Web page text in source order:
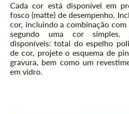
Cada cor está disponível em
fosco (matte) de desempenho.
cor, incluindo a combinação
segundo uma cor simples.
disponíveis: total do espelho
de cor, projete o esquema de
gravura, bem como um
em vidro.